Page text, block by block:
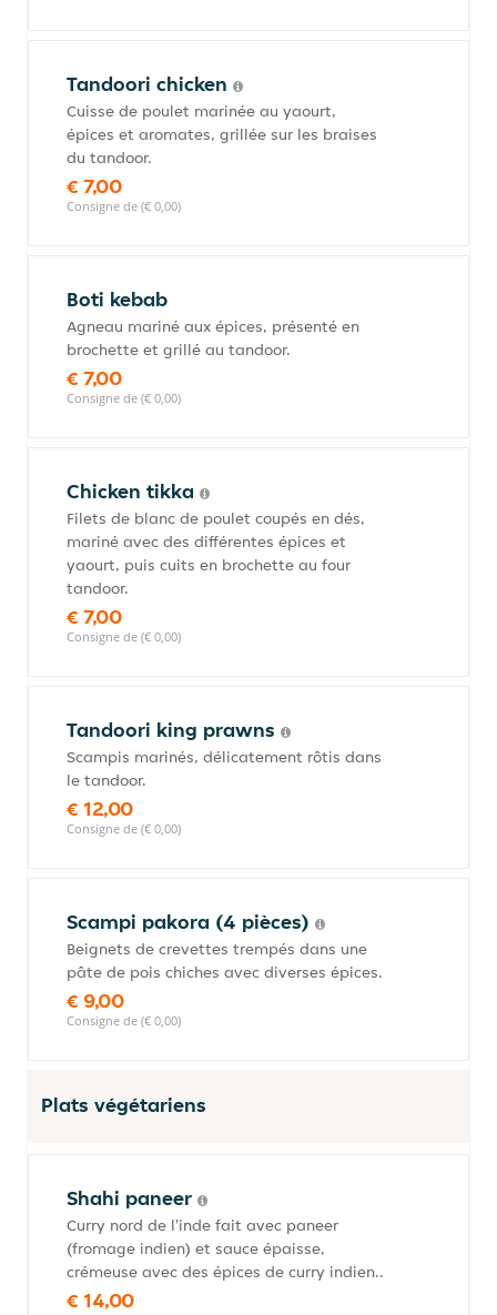
Tandoori chicken
Cuisse de poulet marinée au yaourt,
épices et aromates, grillée sur les braises
du tandoor.
€ 7,00
Consigne de (€ 0,00)
Boti kebab
Agneau mariné aux épices, présenté en
brochette et grillé au tandoor.
€ 7,00
Consigne de (€ 0,00)
Chicken tikka
Filets de blanc de poulet coupés en dés,
mariné avec des différentes épices et
yaourt, puis cuits en brochette au four
tandoor.
€ 7,00
Consigne de (€ 0,00)
Tandoori king prawns
Scampis marinés, délicatement rôtis dans
le tandoor.
€ 12,00
Consigne de (€ 0,00)
Scampi pakora (4 pièces)
Beignets de crevettes trempés dans une
pâte de pois chiches avec diverses épices.
€ 9,00
Consigne de (€ 0,00)
Plats végétariens
Shahi paneer
Curry nord de l'inde fait avec paneer
(fromage indien) et sauce épaisse,
crémeuse avec des épices de curry indien..
€ 14,00